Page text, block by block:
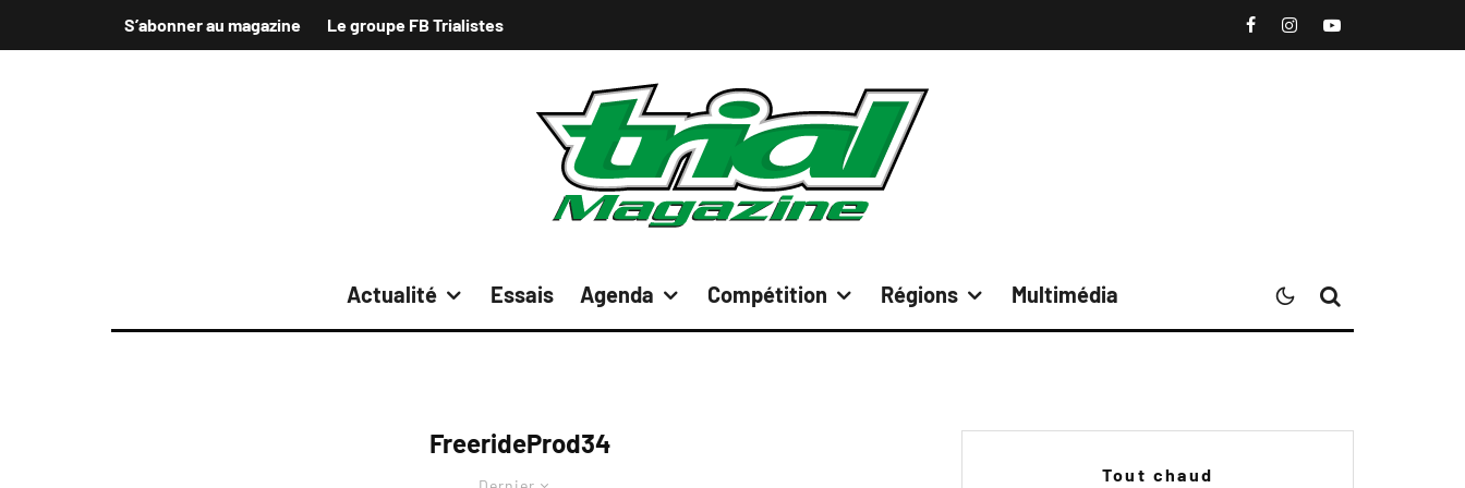
S’abonner au magazine Le groupe FB Trialistes
Actualité Essais Agenda Compétition Régions Multimédia
FreerideProd34
Tout chaud